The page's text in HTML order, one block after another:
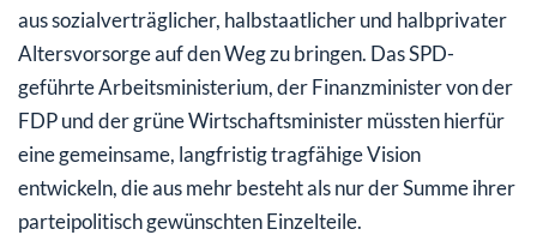
aus sozialverträglicher, halbstaatlicher und halbprivater
Altersvorsorge auf den Weg zu bringen. Das SPD-
geführte Arbeitsministerium, der Finanzminister von der
FDP und der grüne Wirtschaftsminister müssten hierfür
eine gemeinsame, langfristig tragfähige Vision
entwickeln, die aus mehr besteht als nur der Summe ihrer
parteipolitisch gewünschten Einzelteile.